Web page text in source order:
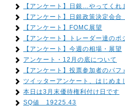
【アンケート】日銀…やってくれ
【アンケート】日銀政策決定会合
【アンケート】FOMC展望
【アンケート】トレーダー達のポ
【アンケート】今週の相場・展望
アンケート・12月の底について
【アンケート】投票参加者のパフ
ツイッターアンケート、はじめま
本日は3月末優待権利付け日です
SQ値 19225.43